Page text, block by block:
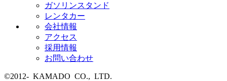
ガソリンスタンド
レンタカー
会社情報
アクセス
採用情報
お問い合わせ
©2012- KAMADO CO., LTD.